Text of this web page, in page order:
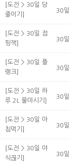
[도전 > 30일 당
줄이기]
30
[도전 > 30일 점
핑잭]
30
[도전 > 30일 플
랭크]
30
[도전 > 30일 하
루 2L 물마시기]
30
[도전 > 30일 아
침먹기]
30
[도전 > 30일 야
식끊기]
30